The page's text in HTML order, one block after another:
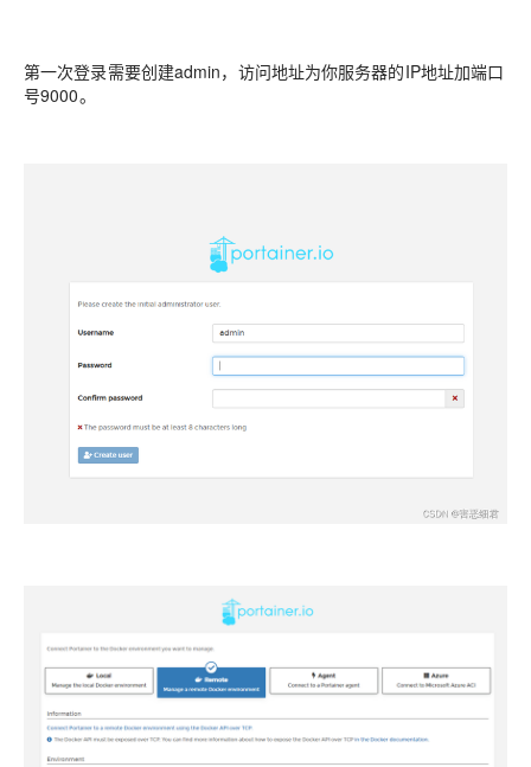
第一次登录需要创建admin，访问地址为你服务器的IP地址加端口
号9000。